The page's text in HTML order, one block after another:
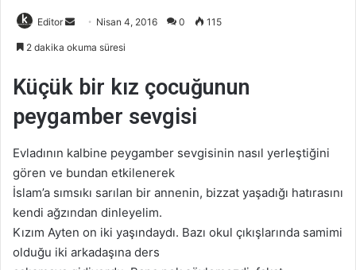
Editor
Bir
göndermek
Nisan 4, 2016 0 115
2 dakika okuma süresi
Küçük bir kız çocuğunun
peygamber sevgisi
Evladının kalbine peygamber sevgisinin nasıl yerleştiğini
gören ve bundan etkilenerek
İslam’a sımsıkı sarılan bir annenin, bizzat yaşadığı hatırasını
kendi ağzından dinleyelim.
Kızım Ayten on iki yaşındaydı. Bazı okul çıkışlarında samimi
olduğu iki arkadaşına ders